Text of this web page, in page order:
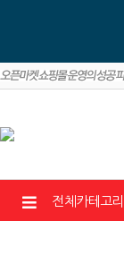
전체카테고리